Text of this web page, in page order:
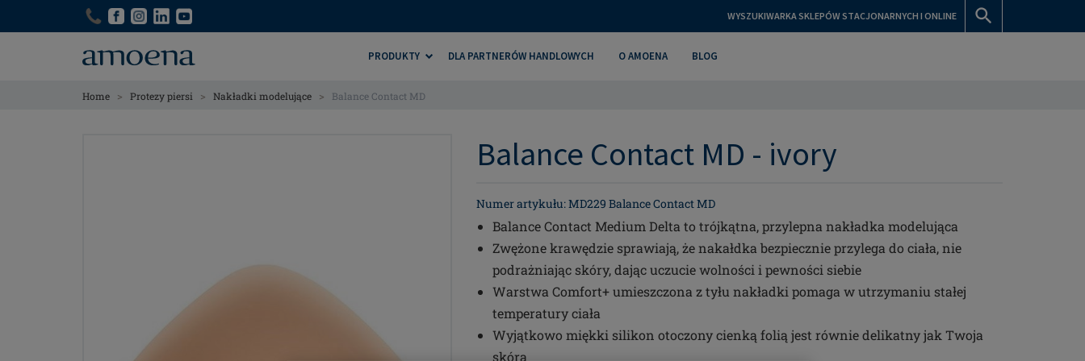
WYSZUKIWARKA SKLEPÓW STACJONARNYCH I ONLINE
PRODUKTY DLA PARTNERÓW HANDLOWYCH O AMOENA BLOG
Home > Protezy piersi > Nakładki modelujące > Balance Contact MD
Balance Contact MD - ivory
Numer artykułu: MD229 Balance Contact MD
Balance Contact Medium Delta to trójkątna, przylepna nakładka modelująca
Zwężone krawędzie sprawiają, że nakałdka bezpiecznie przylega do ciała, nie
podrażniając skóry, dając uczucie wolności i pewności siebie
Warstwa Comfort+ umieszczona z tyłu nakładki pomaga w utrzymaniu stałej
temperatury ciała
Wyjątkowo miękki silikon otoczony cienką folią jest równie delikatny jak Twoja
skóra